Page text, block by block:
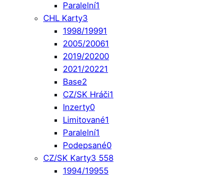
Paralelní1
CHL Karty3
1998/19991
2005/20061
2019/20200
2021/20221
Base2
CZ/SK Hráči1
Inzerty0
Limitované1
Paralelní1
Podepsané0
CZ/SK Karty3 558
1994/19955